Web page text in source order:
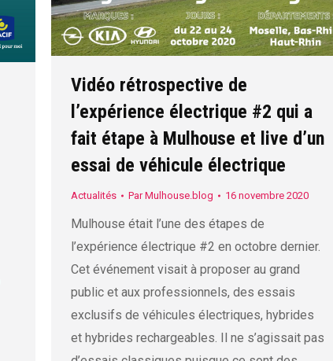
Vidéo rétrospective de
l’expérience électrique #2 qui a
fait étape à Mulhouse et live d’un
essai de véhicule électrique
Actualités ParMulhouse.blog 16 novembre 2020
Mulhouse était l’une des étapes de
l’expérience électrique #2 en octobre dernier.
Cet événement visait à proposer au grand
public et aux professionnels, des essais
exclusifs de véhicules électriques, hybrides
et hybrides rechargeables. Il ne s’agissait pas